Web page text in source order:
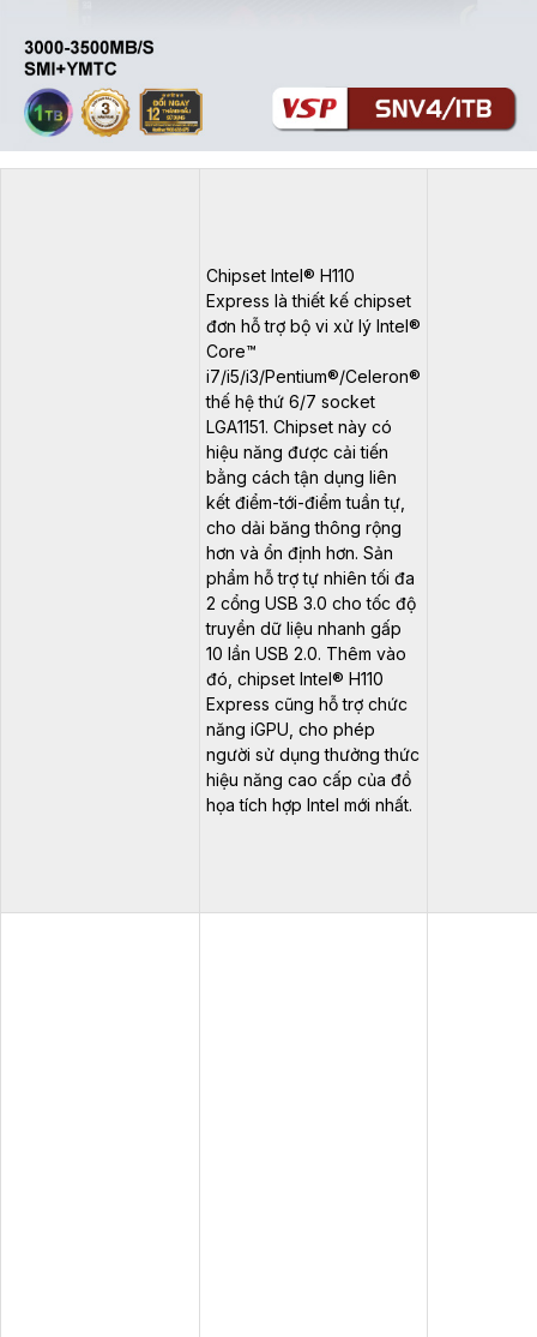
Chipset Intel® H110
Express là thiết kế chipset
đơn hỗ trợ bộ vi xử lý Intel®
Core™
i7/i5/i3/Pentium®/Celeron®
thế hệ thứ 6/7 socket
LGA1151. Chipset này có
hiệu năng được cải tiến
bằng cách tận dụng liên
kết điểm-tới-điểm tuần tự,
cho dải băng thông rộng
hơn và ổn định hơn. Sản
phẩm hỗ trợ tự nhiên tối đa
2 cổng USB 3.0 cho tốc độ
truyền dữ liệu nhanh gấp
10 lần USB 2.0. Thêm vào
đó, chipset Intel® H110
Express cũng hỗ trợ chức
năng iGPU, cho phép
người sử dụng thưởng thức
hiệu năng cao cấp của đồ
họa tích hợp Intel mới nhất.